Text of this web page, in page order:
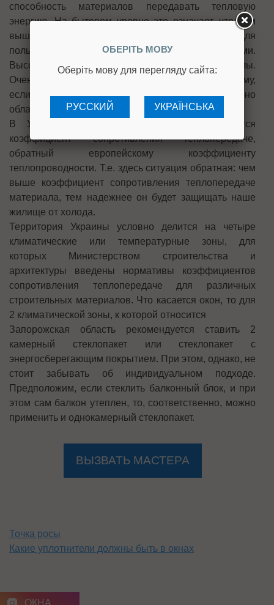
ОКНА
способность материалов передавать тепловую
энергию. На бытовом уровне это означает, что чем
выше коэффициент теплопроводности, тем хуже для
пользователей строительными конструкциями.
Высокой теплопроводностью обладают металлы.
Очень низкая теплопроводность у воздуха. Поэтому,
если в изделии много воздушных камер, оно
обладает низкой теплопроводностью.
В Украине для этих же целей используется
коэффициент сопротивления теплопередаче,
обратный европейскому коэффициенту
теплопроводности. Т.е. здесь ситуация обратная: чем
выше коэффициент сопротивления теплопередаче
материала, тем надежнее он будет защищать наше
жилище от холода.
Территория Украины условно делится на четыре
климатические или температурные зоны, для
которых Министерством строительства и
архитектуры введены нормативы коэффициентов
сопротивления теплопередаче для различных
строительных материалов. Что касается окон, то для
2 климатической зоны, к которой относится
Запорожская область рекомендуется ставить 2
камерный стеклопакет или стеклопакет с
энергосберегающим покрытием. При этом, однако, не
стоит забывать об индивидуальном подходе.
Предположим, если стеклить балконный блок, и при
этом сам балкон утеплен, то, соответственно, можно
применить и однокамерный стеклопакет.
ВЫЗВАТЬ МАСТЕРА
Точка росы
Какие уплотнители должны быть в окнах
ОБЕРІТЬ МОВУ
Оберіть мову для перегляду сайта:
РУССКИЙ УКРАЇНСЬКА